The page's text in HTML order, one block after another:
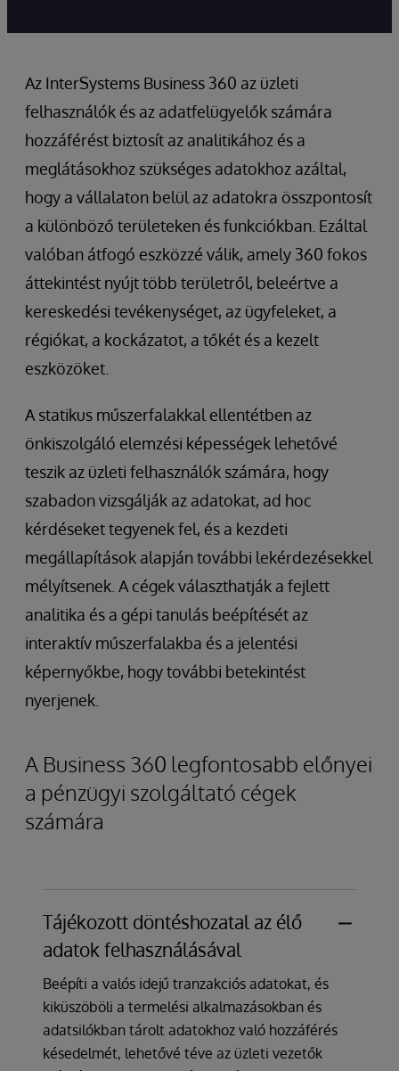
Az InterSystems Business 360 az üzleti
felhasználók és az adatfelügyelők számára
hozzáférést biztosít az analitikához és a
meglátásokhoz szükséges adatokhoz azáltal,
hogy a vállalaton belül az adatokra összpontosít
a különböző területeken és funkciókban. Ezáltal
valóban átfogó eszközzé válik, amely 360 fokos
áttekintést nyújt több területről, beleértve a
kereskedési tevékenységet, az ügyfeleket, a
régiókat, a kockázatot, a tőkét és a kezelt
eszközöket.
A statikus műszerfalakkal ellentétben az
önkiszolgáló elemzési képességek lehetővé
teszik az üzleti felhasználók számára, hogy
szabadon vizsgálják az adatokat, ad hoc
kérdéseket tegyenek fel, és a kezdeti
megállapítások alapján további lekérdezésekkel
mélyítsenek. A cégek választhatják a fejlett
analitika és a gépi tanulás beépítését az
interaktív műszerfalakba és a jelentési
képernyőkbe, hogy további betekintést
nyerjenek.
A Business 360 legfontosabb előnyei
a pénzügyi szolgáltató cégek
számára
Tájékozott döntéshozatal az élő
adatok felhasználásával
Beépíti a valós idejű tranzakciós adatokat, és
kiküszöböli a termelési alkalmazásokban és
adatsilókban tárolt adatokhoz való hozzáférés
késedelmét, lehetővé téve az üzleti vezetők